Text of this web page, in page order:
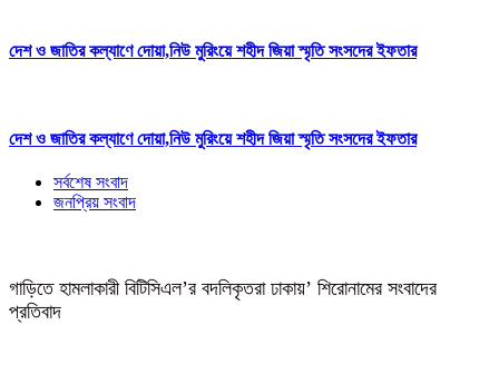
দেশ ও জাতির কল্যাণে দোয়া,নিউ মুরিংয়ে শহীদ জিয়া স্মৃতি সংসদের ইফতার
দেশ ও জাতির কল্যাণে দোয়া,নিউ মুরিংয়ে শহীদ জিয়া স্মৃতি সংসদের ইফতার
সর্বশেষ সংবাদ
জনপ্রিয় সংবাদ
গাড়িতে হামলাকারী বিটিসিএল’র বদলিকৃতরা ঢাকায়’ শিরোনামের সংবাদের
প্রতিবাদ